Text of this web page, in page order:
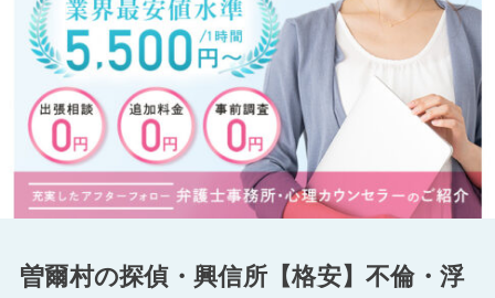
曽爾村の探偵・興信所【格安】不倫・浮